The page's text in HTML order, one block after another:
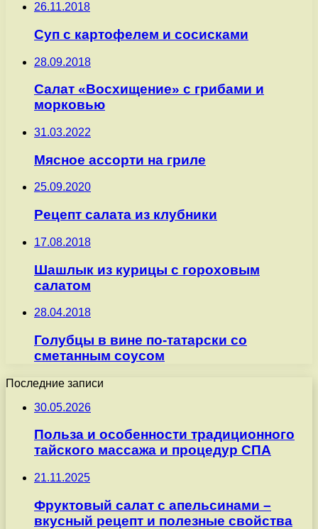
26.11.2018
Суп с картофелем и сосисками
28.09.2018
Салат «Восхищение» с грибами и
морковью
31.03.2022
Мясное ассорти на гриле
25.09.2020
Рецепт салата из клубники
17.08.2018
Шашлык из курицы с гороховым
салатом
28.04.2018
Голубцы в вине по-татарски со
сметанным соусом
Последние записи
30.05.2026
Польза и особенности традиционного
тайского массажа и процедур СПА
21.11.2025
Фруктовый салат с апельсинами –
вкусный рецепт и полезные свойства